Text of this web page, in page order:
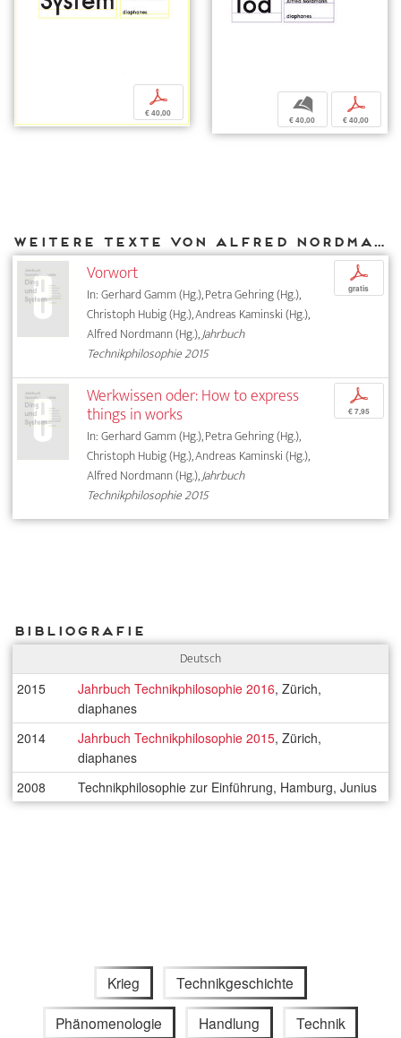
p
€ 40,00 b
€ 40,00
p
€ 40,00
Weitere Texte von Alfred Nordmann bei DIAPHANES
Vorwort
In: Gerhard Gamm (Hg.), Petra Gehring (Hg.),
Christoph Hubig (Hg.), Andreas Kaminski (Hg.),
Alfred Nordmann (Hg.),Jahrbuch
Technikphilosophie 2015
p
gratis
Werkwissen oder: How to express
things in works
In: Gerhard Gamm (Hg.), Petra Gehring (Hg.),
Christoph Hubig (Hg.), Andreas Kaminski (Hg.),
Alfred Nordmann (Hg.),Jahrbuch
Technikphilosophie 2015
p
€ 7,95
Bibliografie
Deutsch
2015 Jahrbuch Technikphilosophie 2016, Zürich,
diaphanes
2014
Jahrbuch Technikphilosophie 2015, Zürich,
diaphanes
2008
Technikphilosophie zur Einführung, Hamburg, Junius
Krieg Technikgeschichte
Phänomenologie Handlung Technik